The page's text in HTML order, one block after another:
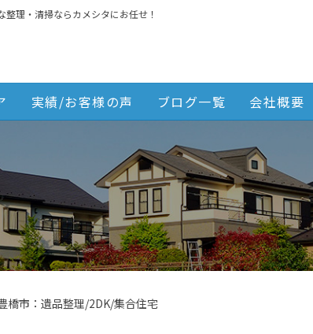
理・清掃ならカメシタにお任せ！
実績/お客様の声 ブログ一覧 会社概要
橋市：遺品整理/2DK/集合住宅